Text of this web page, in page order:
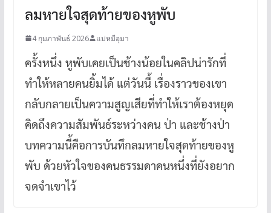
ลมหายใจสุดท้ายของหูพับ
4 กุมภาพันธ์ 2026 แม่หมีอุมา
ครั้งหนึ่ง หูพับเคยเป็นช้างน้อยในคลิปน่ารักที่
ทำให้หลายคนยิ้มได้ แต่วันนี้ เรื่องราวของเขา
กลับกลายเป็นความสูญเสียที่ทำให้เราต้องหยุด
คิดถึงความสัมพันธ์ระหว่างคน ป่า และช้างป่า
บทความนี้คือการบันทึกลมหายใจสุดท้ายของหู
พับ ด้วยหัวใจของคนธรรมดาคนหนึ่งที่ยังอยาก
จดจำเขาไว้